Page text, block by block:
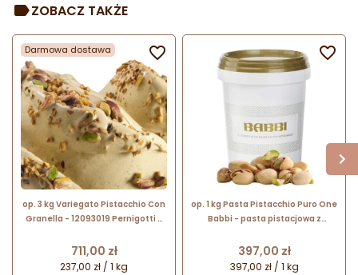
ZOBACZ TAKŻE
Darmowa dostawa
op. 3 kg Variegato Pistacchio Con
Granella - 12093019 Pernigotti -
dodatkiem pokruszonych
orzechów
Cena
711,00 zł
237,00 zł / 1 kg

op. 1 kg Pasta Pistacchio Puro One
Babbi - pasta pistacjowa z
12372
Cena
397,00 zł
397,00 zł / 1 kg
